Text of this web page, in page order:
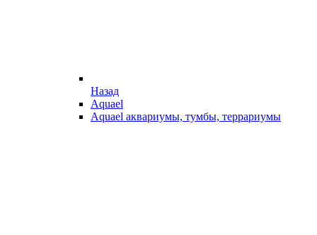
Назад
Aquael
Aquael аквариумы, тумбы, террариумы